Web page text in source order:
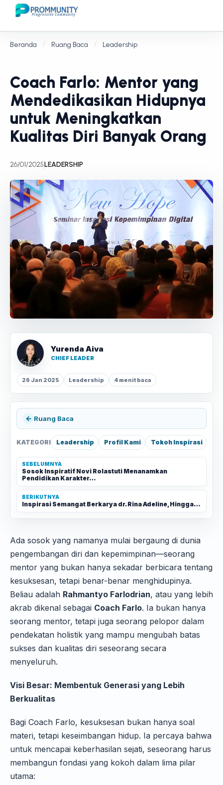
Beranda Ruang Baca Leadership
Coach Farlo: Mentor yang
Mendedikasikan Hidupnya
untuk Meningkatkan
Kualitas Diri Banyak Orang
26/01/2025LEADERSHIP
Yurenda Aiva
CHIEF LEADER
26 Jan 2025 Leadership 4 menit baca
← Ruang Baca
KATEGORI Leadership Profil Kami Tokoh Inspirasi
SEBELUMNYA
Sosok Inspiratif Novi Rolastuti Menanamkan
Pendidikan Karakter…
BERIKUTNYA
Inspirasi Semangat Berkarya dr. Rina Adeline, Hingga…
Ada sosok yang namanya mulai bergaung di dunia
pengembangan diri dan kepemimpinan—seorang
mentor yang bukan hanya sekadar berbicara tentang
kesuksesan, tetapi benar-benar menghidupinya.
Beliau adalah Rahmantyo Farlodrian, atau yang lebih
akrab dikenal sebagai Coach Farlo. Ia bukan hanya
seorang mentor, tetapi juga seorang pelopor dalam
pendekatan holistik yang mampu mengubah batas
sukses dan kualitas diri seseorang secara
menyeluruh.
Visi Besar: Membentuk Generasi yang Lebih
Berkualitas
Bagi Coach Farlo, kesuksesan bukan hanya soal
materi, tetapi keseimbangan hidup. Ia percaya bahwa
untuk mencapai keberhasilan sejati, seseorang harus
membangun fondasi yang kokoh dalam lima pilar
utama: